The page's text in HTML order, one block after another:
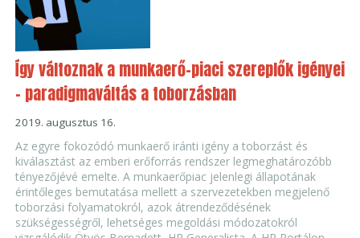
Így változnak a munkaerő-piaci szereplők igényei
- paradigmaváltás a toborzásban
2019. augusztus 16.
Az egyre fokozódó munkaerő iránti igény a toborzást és
kiválasztást az emberi erőforrás rendszer legmeghatározóbb
tényezőjévé emelte. A munkaerőpiac jelenlegi állapotának
érintőleges bemutatása mellett a szervezetekben megjelenő
toborzási folyamatokról, azok átrendeződésének
szükségességről, lehetséges megoldási módozatokról